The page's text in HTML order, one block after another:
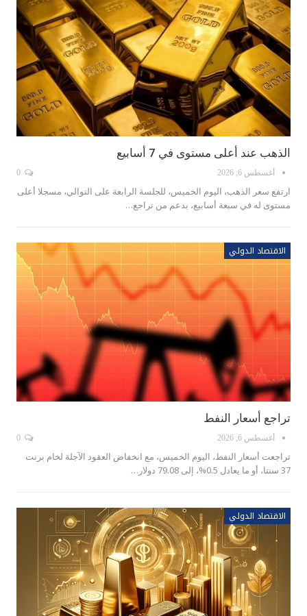
الذهب عند أعلى مستوى في 7 أسابيع
أغسطس 6, 2026
ارتفع سعر الذهب، اليوم الخميس، للجلسة الرابعة على التوالي، مسجلا أعلى
مستوى له في سبعة أسابيع، بدعم من تراجع…
الاقتصاد الدولي
تراجع أسعار النفط
أغسطس 6, 2026
تراجعت أسعار النفط، اليوم الخميس، مع انخفاض العقود الآجلة لخام برنت
37 سنتا، أو ما يعادل 0.5%، إلى 79.08 دولار…
الاقتصاد الدولي